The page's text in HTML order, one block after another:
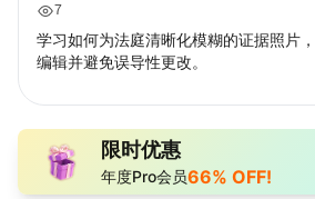
7
学习如何为法庭清晰化模糊的证据照片
编辑并避免误导性更改。
限时优惠
年度Pro会员66% OFF!